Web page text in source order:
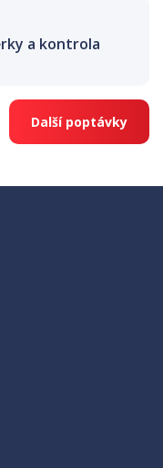
a kontrola
Další poptávky